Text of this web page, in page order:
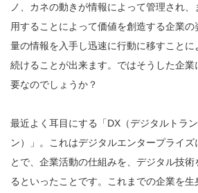
ノ、カネの動きが情報によって管理され
用することによって価値を創造する企業
量の情報を入手し迅速に行動に移すこと
続けることが出来ます。ではそうした企
要なのでしょうか？
最近よく耳目にする「DX（デジタルトラ
ン）」。これはデジタルエンタープライズ
とで、企業活動の仕組みを、デジタル技
るといったことです。これまでの企業を生